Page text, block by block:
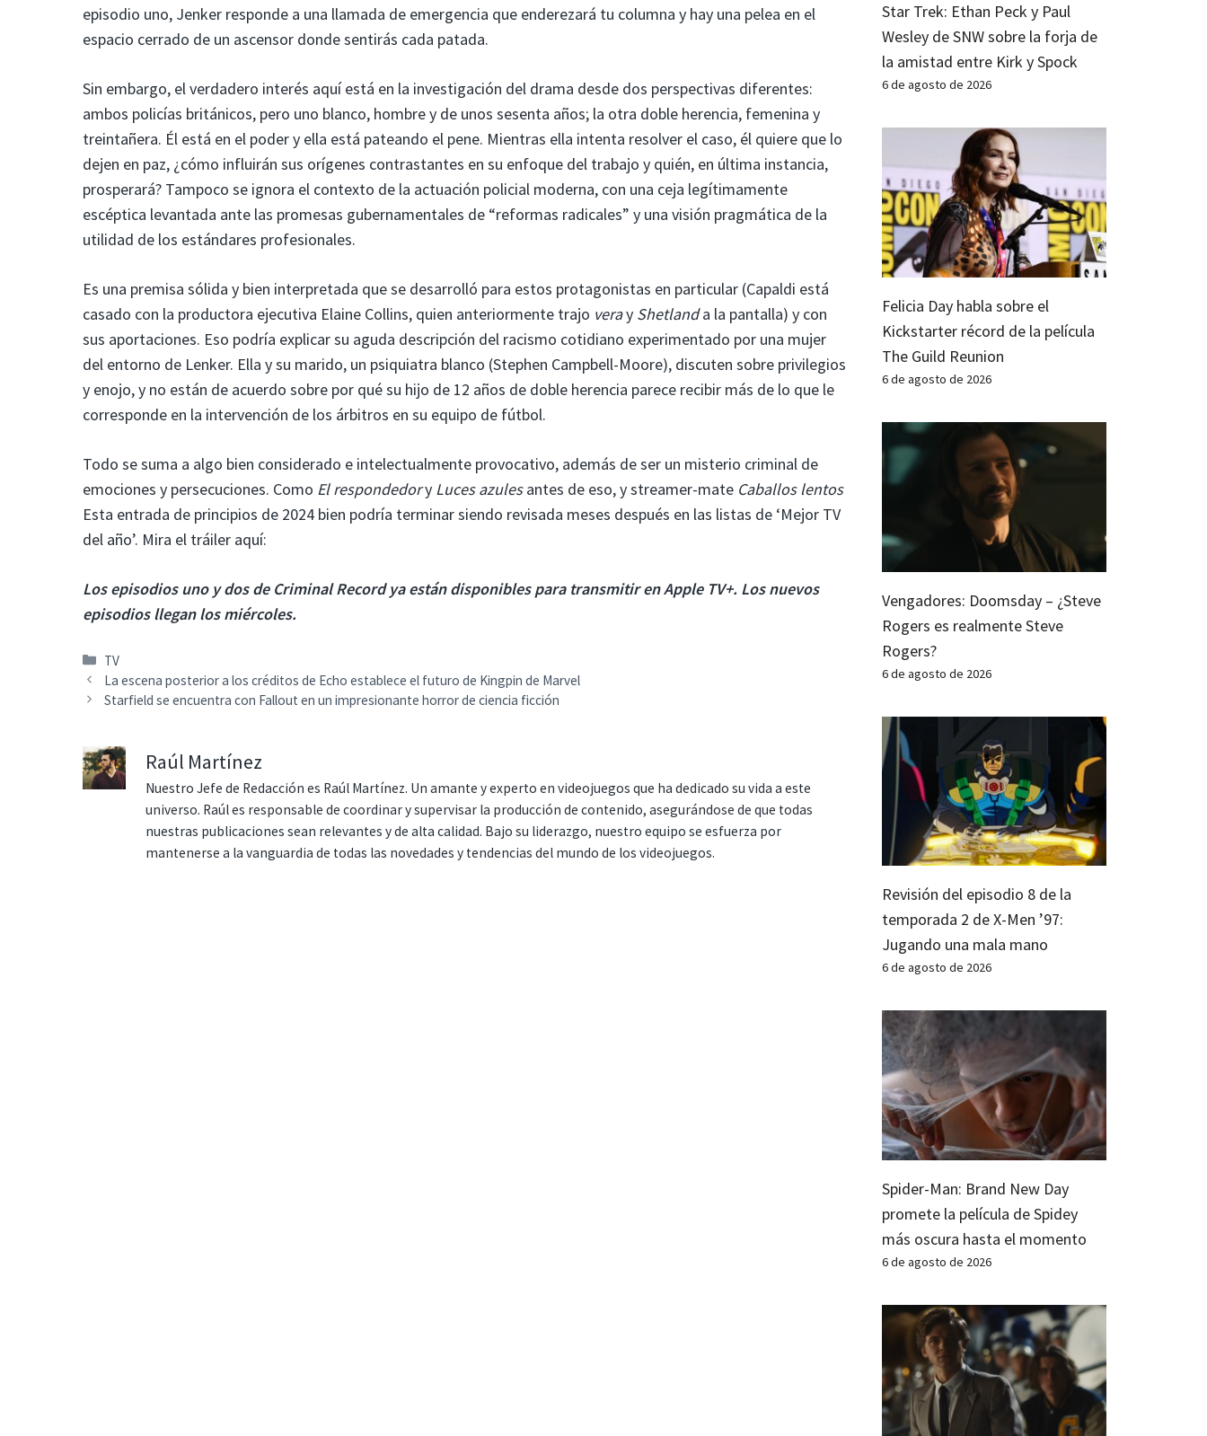
episodio uno, Jenker responde a una llamada de emergencia que enderezará tu columna y hay una pelea en el
espacio cerrado de un ascensor donde sentirás cada patada.
Sin embargo, el verdadero interés aquí está en la investigación del drama desde dos perspectivas diferentes:
ambos policías británicos, pero uno blanco, hombre y de unos sesenta años; la otra doble herencia, femenina y
treintañera. Él está en el poder y ella está pateando el pene. Mientras ella intenta resolver el caso, él quiere que lo
dejen en paz, ¿cómo influirán sus orígenes contrastantes en su enfoque del trabajo y quién, en última instancia,
prosperará? Tampoco se ignora el contexto de la actuación policial moderna, con una ceja legítimamente
escéptica levantada ante las promesas gubernamentales de “reformas radicales” y una visión pragmática de la
utilidad de los estándares profesionales.
Es una premisa sólida y bien interpretada que se desarrolló para estos protagonistas en particular (Capaldi está
casado con la productora ejecutiva Elaine Collins, quien anteriormente trajo veray Shetlanda la pantalla) y con
sus aportaciones. Eso podría explicar su aguda descripción del racismo cotidiano experimentado por una mujer
del entorno de Lenker. Ella y su marido, un psiquiatra blanco (Stephen Campbell-Moore), discuten sobre privilegios
y enojo, y no están de acuerdo sobre por qué su hijo de 12 años de doble herencia parece recibir más de lo que le
corresponde en la intervención de los árbitros en su equipo de fútbol.
Todo se suma a algo bien considerado e intelectualmente provocativo, además de ser un misterio criminal de
emociones y persecuciones. Como El respondedory Luces azulesantes de eso, y streamer-mate Caballos lentos
Esta entrada de principios de 2024 bien podría terminar siendo revisada meses después en las listas de ‘Mejor TV
del año’. Mira el tráiler aquí:
Los episodios uno y dos de Criminal Record ya están disponibles para transmitir en Apple TV+. Los nuevos
episodios llegan los miércoles.
Categorías
TV
La escena posterior a los créditos de Echo establece el futuro de Kingpin de Marvel
Starfield se encuentra con Fallout en un impresionante horror de ciencia ficción
Raúl Martínez
Nuestro Jefe de Redacción es Raúl Martínez. Un amante y experto en videojuegos que ha dedicado su vida a este
universo. Raúl es responsable de coordinar y supervisar la producción de contenido, asegurándose de que todas
nuestras publicaciones sean relevantes y de alta calidad. Bajo su liderazgo, nuestro equipo se esfuerza por
mantenerse a la vanguardia de todas las novedades y tendencias del mundo de los videojuegos.
Star Trek: Ethan Peck y Paul
Wesley de SNW sobre la forja de
la amistad entre Kirk y Spock
6 de agosto de 2026
Felicia Day habla sobre el
Kickstarter récord de la película
The Guild Reunion
6 de agosto de 2026
Vengadores: Doomsday – ¿Steve
Rogers es realmente Steve
Rogers?
6 de agosto de 2026
Revisión del episodio 8 de la
temporada 2 de X-Men ’97:
Jugando una mala mano
6 de agosto de 2026
Spider-Man: Brand New Day
promete la película de Spidey
más oscura hasta el momento
6 de agosto de 2026